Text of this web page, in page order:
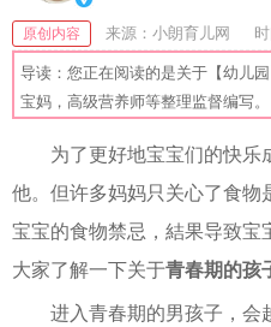
原创内容 来源：小朗育儿网
收藏：24 分享：40 爆
导读：您正在阅读的是关于【幼儿
宝妈，高级营养师等整理监督编写。
为了更好地宝宝们的快乐
他。但许多妈妈只关心了食物
宝宝的食物禁忌，結果导致宝
大家了解一下关于青春期的孩
进入青春期的男孩子，会